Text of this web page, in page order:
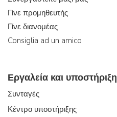
Γίνε προμηθευτής
Γίνε διανομέας
Consiglia ad un amico
Εργαλεία και υποστήριξη
Συνταγές
Κέντρο υποστήριξης